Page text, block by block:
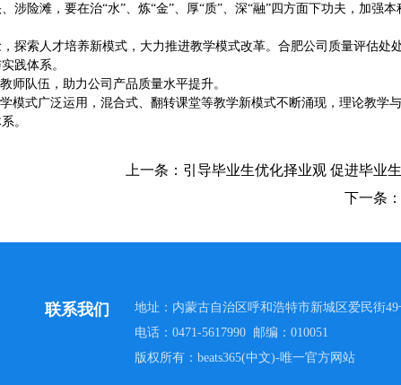
险滩，要在治“水”、炼“金”、厚“质”、深“融”四方面下功夫，加强本
探索人才培养新模式，大力推进教学模式改革。合肥公司质量评估处
践体系。
师队伍，助力公司产品质量水平提升。
模式广泛运用，混合式、翻转课堂等教学新模式不断涌现，理论教学
。
上一条： 引导毕业生优化择业观 促进毕业
下一条：
联系我们
地址：内蒙古自治区呼和浩特市新城区爱民街49
电话：0471-5617990 邮编：010051
版权所有：beats365(中文)-唯一官方网站